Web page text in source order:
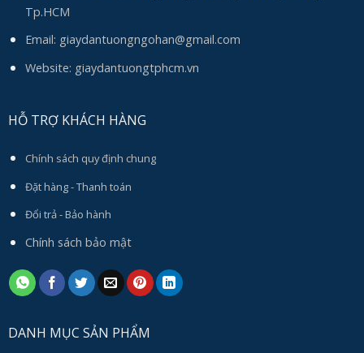
Tp.HCM
Email: giaydantuongngohan@gmail.com
Website: giaydantuongtphcm.vn
HỖ TRỢ KHÁCH HÀNG
Chính sách quy định chung
Đặt hàng - Thanh toán
Đổi trả - Bảo hành
Chính sách bảo mật
DANH MỤC SẢN PHẨM